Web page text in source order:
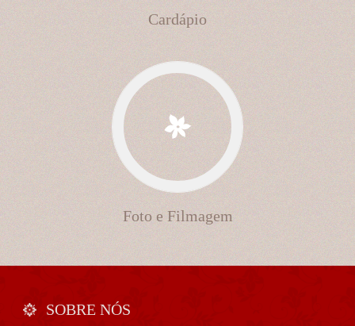
Cardápio
Foto e Filmagem
SOBRE NÓS